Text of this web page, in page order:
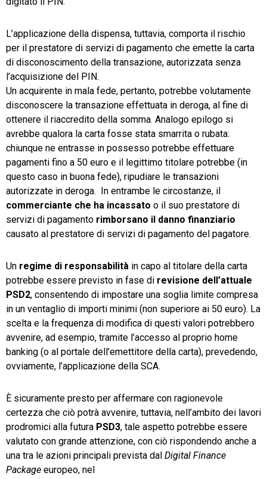
L’applicazione della dispensa, tuttavia, comporta il rischio
per il prestatore di servizi di pagamento che emette la carta
di disconoscimento della transazione, autorizzata senza
l’acquisizione del PIN.
Un acquirente in mala fede, pertanto, potrebbe volutamente
disconoscere la transazione effettuata in deroga, al fine di
ottenere il riaccredito della somma. Analogo epilogo si
avrebbe qualora la carta fosse stata smarrita o rubata:
chiunque ne entrasse in possesso potrebbe effettuare
pagamenti fino a 50 euro e il legittimo titolare potrebbe (in
questo caso in buona fede), ripudiare le transazioni
autorizzate in deroga. In entrambe le circostanze, il
commerciante che ha incassato o il suo prestatore di
servizi di pagamento rimborsano il danno finanziario
causato al prestatore di servizi di pagamento del pagatore.
Un regime di responsabilità in capo al titolare della carta
potrebbe essere previsto in fase di revisione dell’attuale
PSD2, consentendo di impostare una soglia limite compresa
in un ventaglio di importi minimi (non superiore ai 50 euro). La
scelta e la frequenza di modifica di questi valori potrebbero
avvenire, ad esempio, tramite l’accesso al proprio home
banking (o al portale dell’emettitore della carta), prevedendo,
ovviamente, l’applicazione della SCA.
È sicuramente presto per affermare con ragionevole
certezza che ciò potrà avvenire, tuttavia, nell’ambito dei lavori
prodromici alla futura PSD3, tale aspetto potrebbe essere
valutato con grande attenzione, con ciò rispondendo anche a
una tra le azioni principali prevista dal Digital Finance
Package europeo, nel